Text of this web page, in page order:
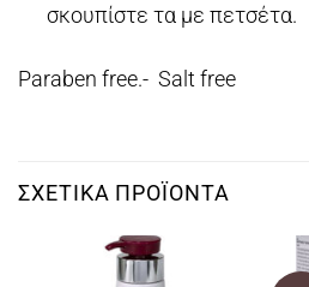
σκουπίστε τα με πετσέτα.
Paraben free.- Salt free
ΣΧΕΤΙΚΆ ΠΡΟΪΌΝΤΑ